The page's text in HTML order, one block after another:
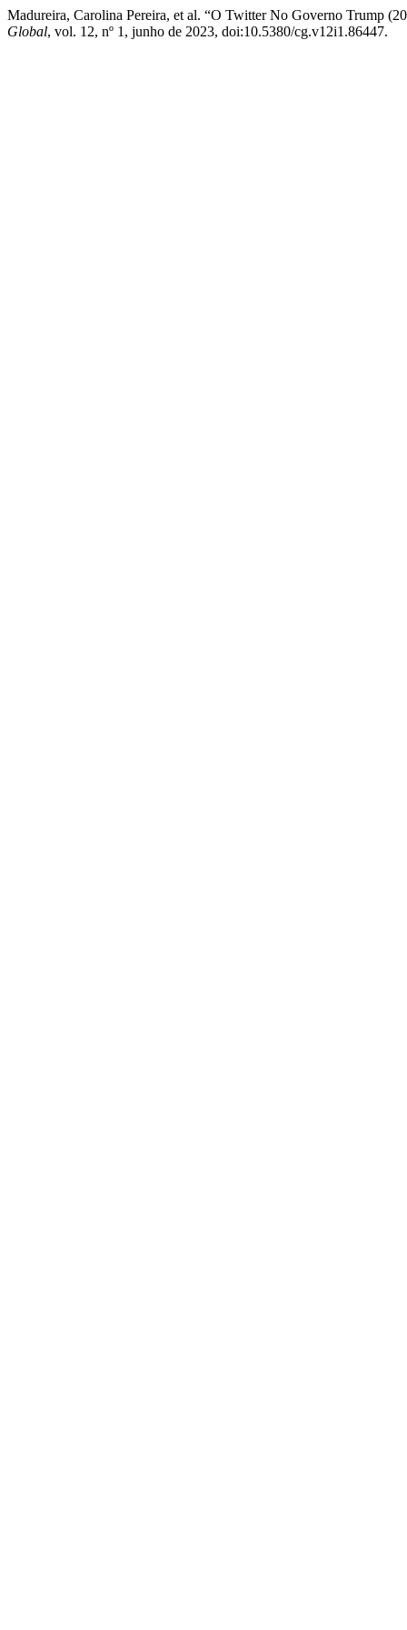
Madureira, Carolina Pereira, et al. “O Twitter No Governo Trump
Global, vol. 12, nº 1, junho de 2023, doi:10.5380/cg.v12i1.86447.